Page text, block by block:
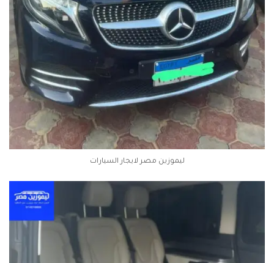
ليموزين مصر لايجار السيارات